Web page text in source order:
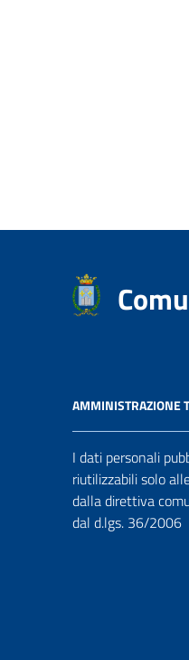
AMMINISTRAZIONE
I dati personali
riutilizzabili solo
dalla direttiva
dal d.lgs. 36/2006